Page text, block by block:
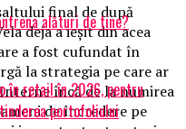
final de după
deja a ieșit din acea
a fost cufundat în
la strategia pe care ar
încă de la numirea
de încredere pe
alături de tine?
în retail în 2026, pentru
portofoliului